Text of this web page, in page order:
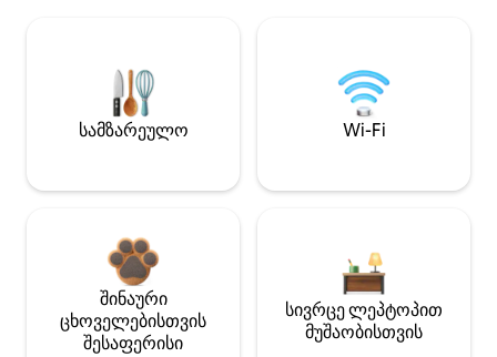
სამზარეულო Wi-Fi
შინაური
ცხოველებისთვის
შესაფერისი
სივრცე ლეპტოპით
მუშაობისთვის